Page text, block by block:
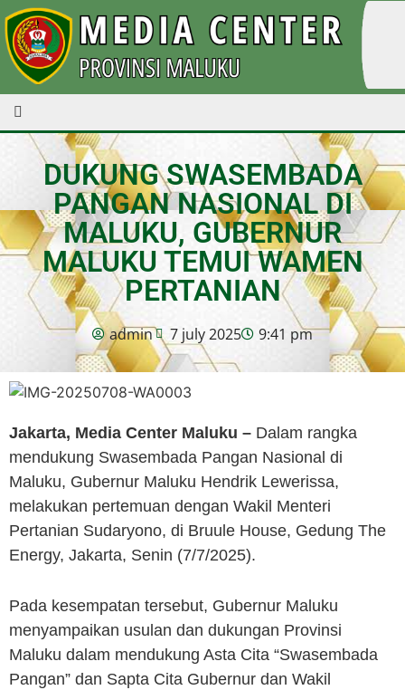
DUKUNG SWASEMBADA
PANGAN NASIONAL DI
MALUKU, GUBERNUR
MALUKU TEMUI WAMEN
PERTANIAN
admin 7 july 2025 9:41 pm
Jakarta, Media Center Maluku – Dalam rangka
mendukung Swasembada Pangan Nasional di
Maluku, Gubernur Maluku Hendrik Lewerissa,
melakukan pertemuan dengan Wakil Menteri
Pertanian Sudaryono, di Bruule House, Gedung The
Energy, Jakarta, Senin (7/7/2025).
Pada kesempatan tersebut, Gubernur Maluku
menyampaikan usulan dan dukungan Provinsi
Maluku dalam mendukung Asta Cita “Swasembada
Pangan” dan Sapta Cita Gubernur dan Wakil